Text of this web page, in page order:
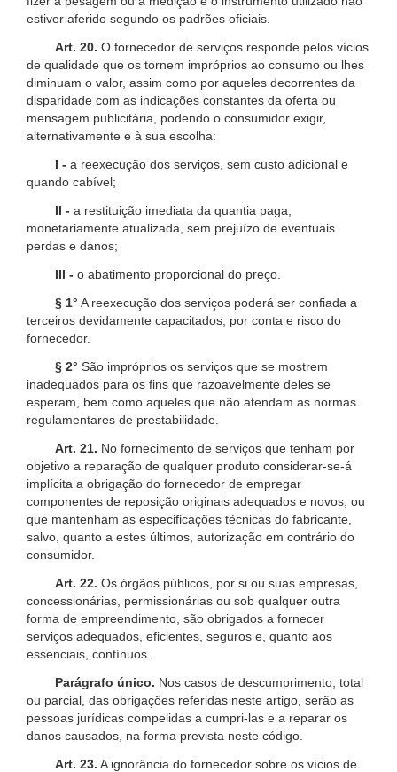
estiver aferido segundo os padrões oficiais.
Art. 20. O fornecedor de serviços responde pelos vícios
de qualidade que os tornem impróprios ao consumo ou lhes
diminuam o valor, assim como por aqueles decorrentes da
disparidade com as indicações constantes da oferta ou
mensagem publicitária, podendo o consumidor exigir,
alternativamente e à sua escolha:
I - a reexecução dos serviços, sem custo adicional e
quando cabível;
II - a restituição imediata da quantia paga,
monetariamente atualizada, sem prejuízo de eventuais
perdas e danos;
III - o abatimento proporcional do preço.
§ 1° A reexecução dos serviços poderá ser confiada a
terceiros devidamente capacitados, por conta e risco do
fornecedor.
§ 2° São impróprios os serviços que se mostrem
inadequados para os fins que razoavelmente deles se
esperam, bem como aqueles que não atendam as normas
regulamentares de prestabilidade.
Art. 21. No fornecimento de serviços que tenham por
objetivo a reparação de qualquer produto considerar-se-á
implícita a obrigação do fornecedor de empregar
componentes de reposição originais adequados e novos, ou
que mantenham as especificações técnicas do fabricante,
salvo, quanto a estes últimos, autorização em contrário do
consumidor.
Art. 22. Os órgãos públicos, por si ou suas empresas,
concessionárias, permissionárias ou sob qualquer outra
forma de empreendimento, são obrigados a fornecer
serviços adequados, eficientes, seguros e, quanto aos
essenciais, contínuos.
Parágrafo único. Nos casos de descumprimento, total
ou parcial, das obrigações referidas neste artigo, serão as
pessoas jurídicas compelidas a cumpri-las e a reparar os
danos causados, na forma prevista neste código.
Art. 23. A ignorância do fornecedor sobre os vícios de